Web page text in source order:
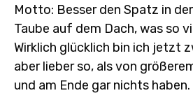
Motto: Besser den Spatz in
Taube auf dem Dach, was so
Wirklich glücklich bin ich jetzt
aber lieber so, als von
und am Ende gar nichts haben.